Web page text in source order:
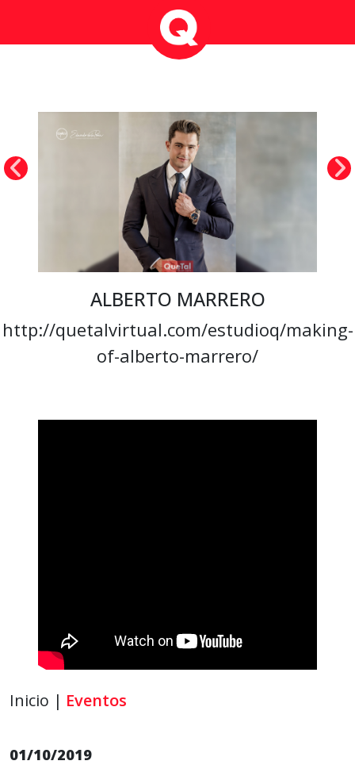
ALBERTO MARRERO
http://quetalvirtual.com/estudioq/making-
of-alberto-marrero/
Inicio | Eventos
01/10/2019